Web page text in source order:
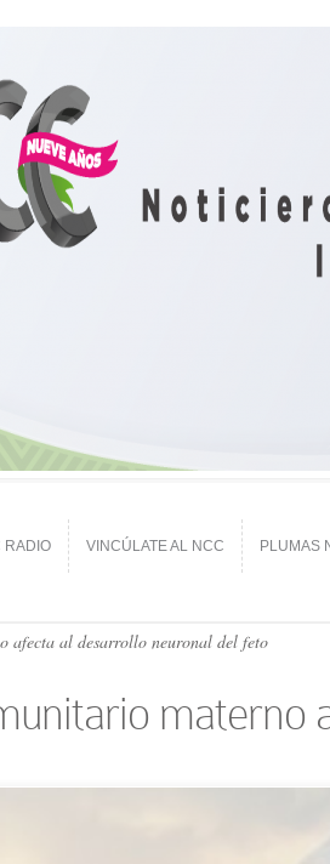
RADIO VINCÚLATE AL NCC PLUMAS
afecta al desarrollo neuronal del feto
materno